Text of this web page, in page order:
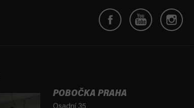
POBOČKA PRAHA